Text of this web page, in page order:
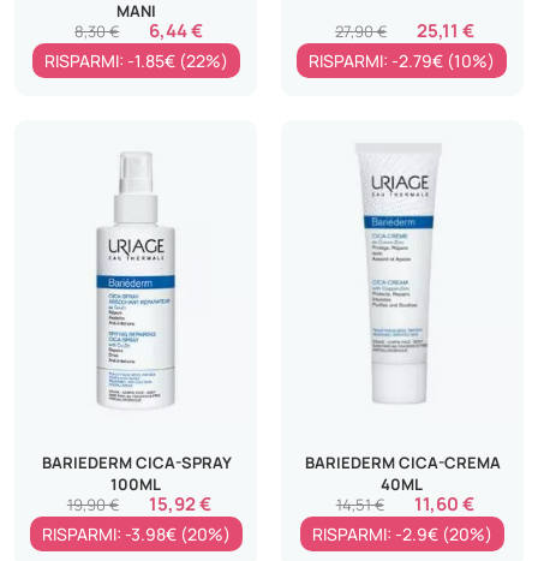
MANI
6,44 €
8,30 €
RISPARMI: -1.85€ (22%)
25,11 €
27,90 €
RISPARMI: -2.79€ (10%)
BARIEDERM CICA-SPRAY
100ML
15,92 €
19,90 €
RISPARMI: -3.98€ (20%)
BARIEDERM CICA-CREMA
40ML
11,60 €
14,51 €
RISPARMI: -2.9€ (20%)